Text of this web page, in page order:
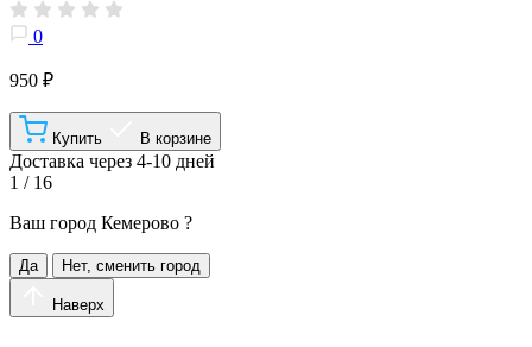
0
950 ₽
Купить В корзине
Доставка через 4-10 дней
1 / 16
Ваш город Кемерово ?
Да Нет, сменить город
Наверх